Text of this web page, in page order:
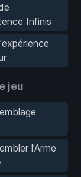
Infinis
jeu
l'Arme